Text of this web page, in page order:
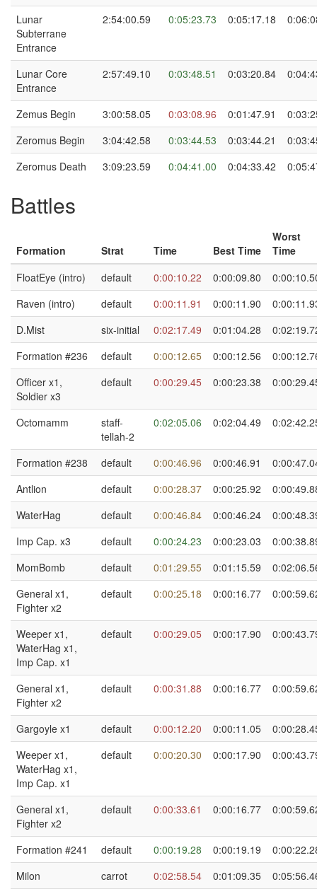
Lunar
Subterrane
Entrance
2:54:00.59 0:05:23.73 0:05:17.18
Lunar Core
Entrance
2:57:49.10 0:03:48.51 0:03:20.84
Zemus Begin 3:00:58.05 0:03:08.96 0:01:47.91
Zeromus Begin
3:04:42.58 0:03:44.53 0:03:44.21
Zeromus Death
3:09:23.59 0:04:41.00 0:04:33.42
Battles
Formation Strat Time Best Time
Worst
Time
FloatEye (intro)
default 0:00:10.22 0:00:09.80
Raven (intro)
default 0:00:11.91 0:00:11.90
D.Mist
six-initial 0:02:17.49 0:01:04.28
Formation #236
default 0:00:12.65 0:00:12.56
Officer x1,
Soldier x3
default 0:00:29.45 0:00:23.38
Octomamm
staff-
tellah-2
0:02:05.06 0:02:04.49
Formation #238 default 0:00:46.96 0:00:46.91
Antlion
default 0:00:28.37 0:00:25.92
WaterHag
default 0:00:46.84 0:00:46.24
Imp Cap. x3
default 0:00:24.23 0:00:23.03
MomBomb
default 0:01:29.55 0:01:15.59
General x1,
Fighter x2
default 0:00:25.18 0:00:16.77
Weeper x1,
WaterHag x1,
Imp Cap. x1
default 0:00:29.05 0:00:17.90
General x1,
Fighter x2
default 0:00:31.88 0:00:16.77
Gargoyle x1 default 0:00:12.20 0:00:11.05
Weeper x1,
WaterHag x1,
Imp Cap. x1
default 0:00:20.30 0:00:17.90
General x1,
Fighter x2
default 0:00:33.61 0:00:16.77
Formation #241 default 0:00:19.28 0:00:19.19
Milon
carrot 0:02:58.54 0:01:09.35